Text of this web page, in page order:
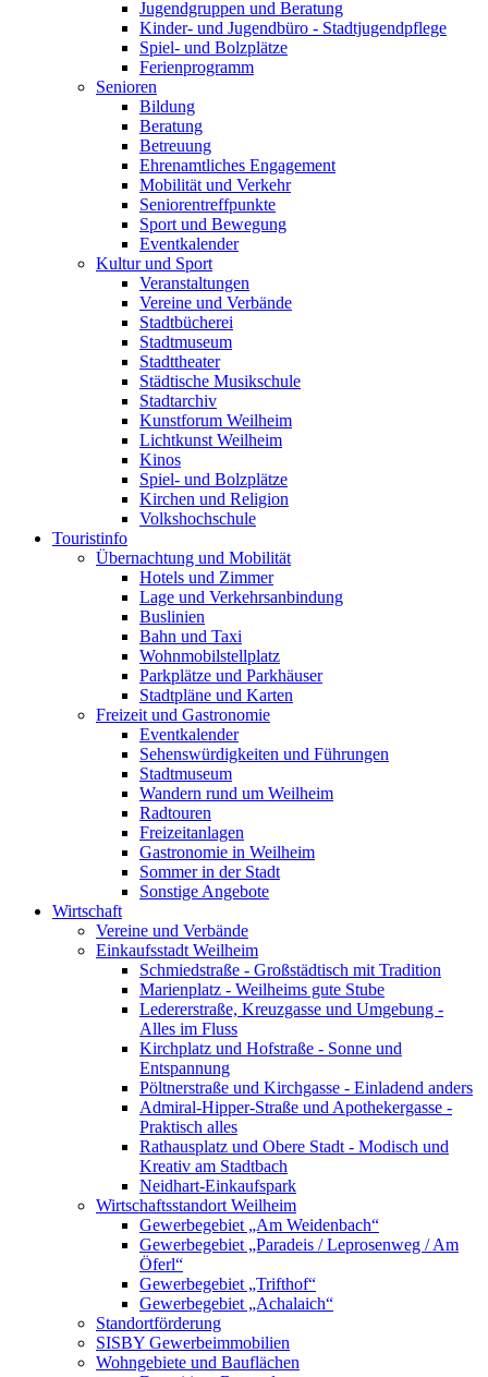
Jugendgruppen und Beratung
Kinder- und Jugendbüro - Stadtjugendpflege
Spiel- und Bolzplätze
Ferienprogramm
Senioren
Bildung
Beratung
Betreuung
Ehrenamtliches Engagement
Mobilität und Verkehr
Seniorentreffpunkte
Sport und Bewegung
Eventkalender
Kultur und Sport
Veranstaltungen
Vereine und Verbände
Stadtbücherei
Stadtmuseum
Stadttheater
Städtische Musikschule
Stadtarchiv
Kunstforum Weilheim
Lichtkunst Weilheim
Kinos
Spiel- und Bolzplätze
Kirchen und Religion
Volkshochschule
Touristinfo
Übernachtung und Mobilität
Hotels und Zimmer
Lage und Verkehrsanbindung
Buslinien
Bahn und Taxi
Wohnmobilstellplatz
Parkplätze und Parkhäuser
Stadtpläne und Karten
Freizeit und Gastronomie
Eventkalender
Sehenswürdigkeiten und Führungen
Stadtmuseum
Wandern rund um Weilheim
Radtouren
Freizeitanlagen
Gastronomie in Weilheim
Sommer in der Stadt
Sonstige Angebote
Wirtschaft
Vereine und Verbände
Einkaufsstadt Weilheim
Schmiedstraße - Großstädtisch mit Tradition
Marienplatz - Weilheims gute Stube
Ledererstraße, Kreuzgasse und Umgebung -
Alles im Fluss
Kirchplatz und Hofstraße - Sonne und
Entspannung
Pöltnerstraße und Kirchgasse - Einladend anders
Admiral-Hipper-Straße und Apothekergasse -
Praktisch alles
Rathausplatz und Obere Stadt - Modisch und
Kreativ am Stadtbach
Neidhart-Einkaufspark
Wirtschaftsstandort Weilheim
Gewerbegebiet „Am Weidenbach“
Gewerbegebiet „Paradeis / Leprosenweg / Am
Öferl“
Gewerbegebiet „Trifthof“
Gewerbegebiet „Achalaich“
Standortförderung
SISBY Gewerbeimmobilien
Wohngebiete und Bauflächen